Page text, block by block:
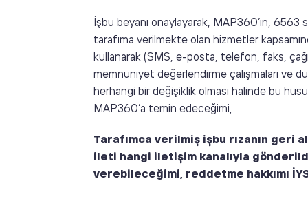
İşbu beyanı onaylayarak, MAP360’ın,
tarafıma verilmekte olan hizmetler
kullanarak (SMS, e-posta, telefon, faks,
memnuniyet değerlendirme çalışmaları ve
herhangi bir değişiklik olması halinde bu
MAP360’a temin edeceğimi,
Tarafımca verilmiş işbu rızanın geri
ileti hangi iletişim kanalıyla
verebileceğimi, reddetme hakkımı